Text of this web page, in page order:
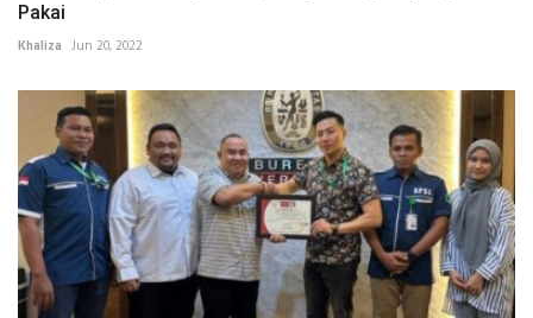
Pakai
Khaliza Jun 20, 2022